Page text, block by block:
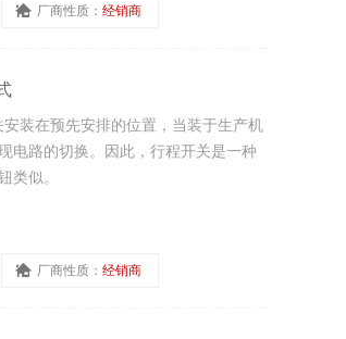
厂商性质： 经销商
装在预先安排的位置，当装于生产机
电路的切换。因此，行程开关是一种
类似。
厂商性质： 经销商